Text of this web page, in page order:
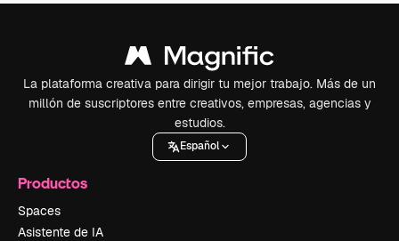
La plataforma creativa para dirigir tu mejor trabajo. Más de un
millón de suscriptores entre creativos, empresas, agencias y
estudios.
Español
Productos
Spaces
Asistente de IA